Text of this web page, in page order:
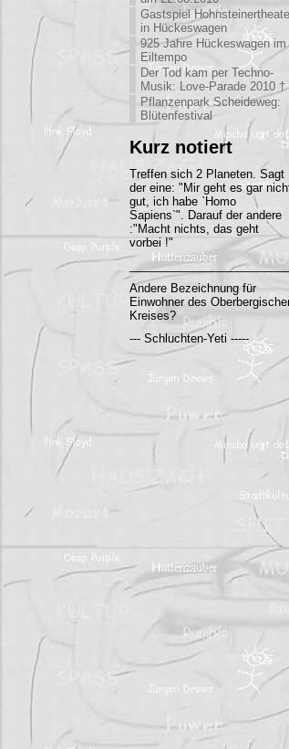
Gastspiel
in Hückeswagen
925 Jahre Hückeswagen im
Eiltempo
Der Tod kam per Techno-
Musik: Love-Parade 2010 †
Pflanzenpark Scheideweg:
Blütenfestival
Kurz notiert
Treffen sich 2 Planeten. Sagt
der eine: "Mir geht es gar
gut, ich habe `Homo
Sapiens`". Darauf der andere
:"Macht nichts, das geht
vorbei !"
Andere Bezeichnung für
Einwohner des
Kreises?
--- Schluchten-Yeti -----